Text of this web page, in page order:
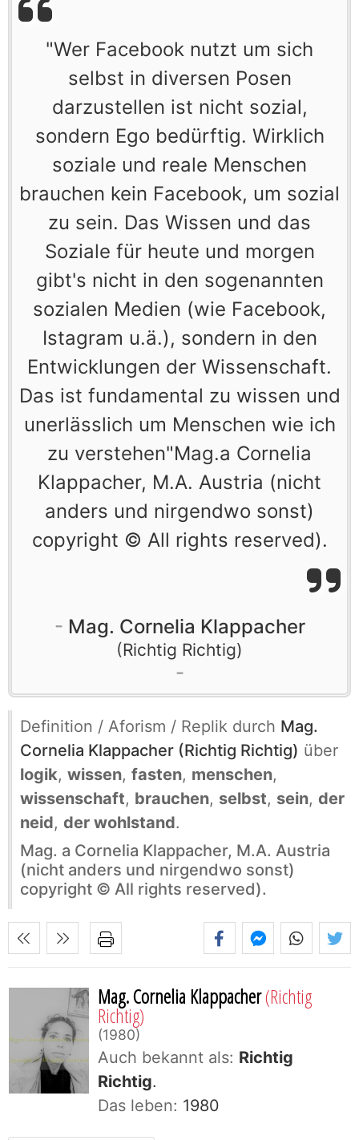
"Wer Facebook nutzt um sich
selbst in diversen Posen
darzustellen ist nicht sozial,
sondern Ego bedürftig. Wirklich
soziale und reale Menschen
brauchen kein Facebook, um sozial
zu sein. Das Wissen und das
Soziale für heute und morgen
gibt's nicht in den sogenannten
sozialen Medien (wie Facebook,
Istagram u.ä.), sondern in den
Entwicklungen der Wissenschaft.
Das ist fundamental zu wissen und
unerlässlich um Menschen wie ich
zu verstehen"Mag.a Cornelia
Klappacher, M.A. Austria (nicht
anders und nirgendwo sonst)
copyright © All rights reserved).
Mag. Cornelia Klappacher
Richtig Richtig
Definition / Aforism / Replik durch Mag.
Cornelia Klappacher (Richtig Richtig) über
logik, wissen, fasten, menschen,
wissenschaft, brauchen, selbst, sein, der
neid, der wohlstand.
Mag. a Cornelia Klappacher, M.A. Austria
(nicht anders und nirgendwo sonst)
copyright © All rights reserved).
Mag. Cornelia Klappacher(Richtig
Richtig)
1980
Auch bekannt als: Richtig
Richtig.
Das leben: 1980